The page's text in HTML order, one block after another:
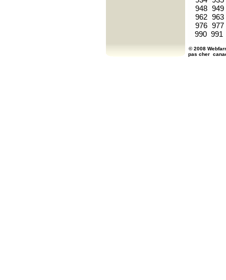
948 949
962 963
976 977
990 991
© 2008
pas cher